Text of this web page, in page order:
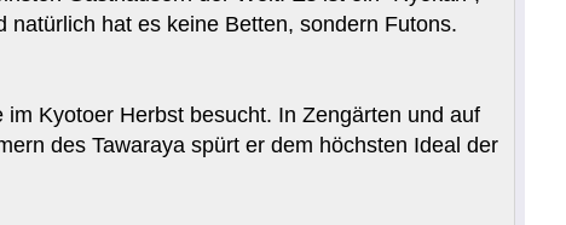
hat es keine Betten, sondern Futons.
Kyotoer Herbst besucht. In Zengärten und auf
des Tawaraya spürt er dem höchsten Ideal der